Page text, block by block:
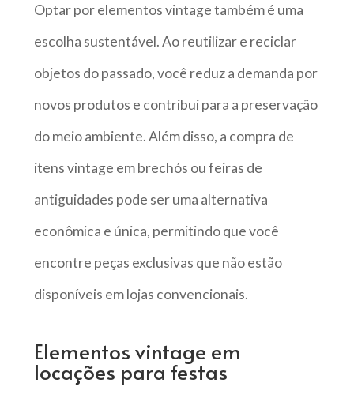
Optar por elementos vintage também é uma
escolha sustentável. Ao reutilizar e reciclar
objetos do passado, você reduz a demanda por
novos produtos e contribui para a preservação
do meio ambiente. Além disso, a compra de
itens vintage em brechós ou feiras de
antiguidades pode ser uma alternativa
econômica e única, permitindo que você
encontre peças exclusivas que não estão
disponíveis em lojas convencionais.
Elementos vintage em
locações para festas